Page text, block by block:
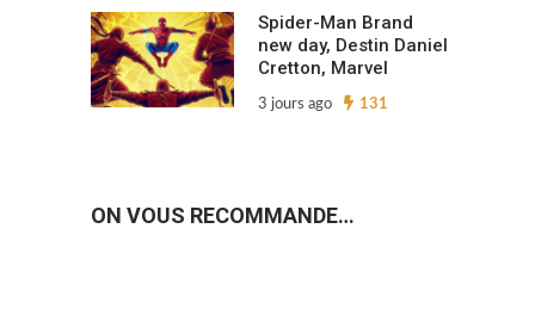
Spider-Man Brand
new day, Destin Daniel
Cretton, Marvel
3 jours ago 131
ON VOUS RECOMMANDE…